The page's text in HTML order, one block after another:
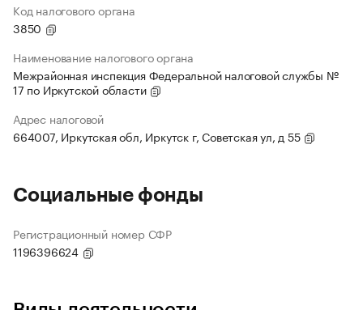
Код налогового органа
3850
Наименование налогового органа
Межрайонная инспекция Федеральной налоговой службы №
17 по Иркутской области
Адрес налоговой
664007, Иркутская обл, Иркутск г, Советская ул, д 55
Социальные фонды
Регистрационный номер СФР
1196396624